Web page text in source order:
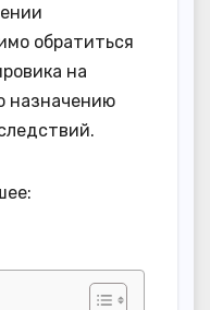
обратиться
на
назначению